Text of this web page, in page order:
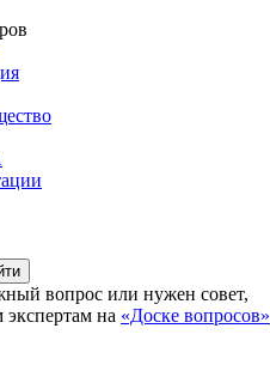
вопрос или нужен совет,
на «Доске вопросов»